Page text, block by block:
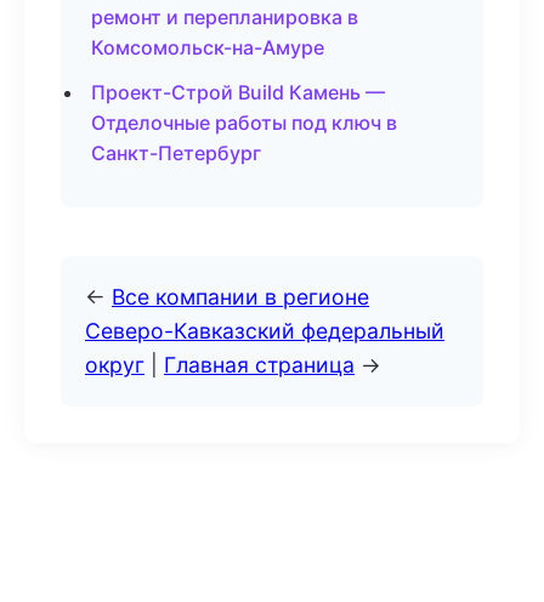
ремонт и перепланировка в
Комсомольск-на-Амуре
Проект-Строй Build Камень —
Отделочные работы под ключ в
Санкт-Петербург
← Все компании в регионе
Северо-Кавказский федеральный
округ
Главная страница →